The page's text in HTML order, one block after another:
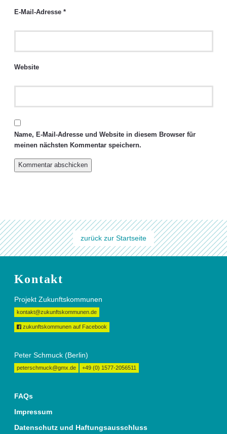
E-Mail-Adresse *
Website
Name, E-Mail-Adresse und Website in diesem Browser für
meinen nächsten Kommentar speichern.
zurück zur Startseite
Kontakt
Projekt Zukunftskommunen
kontakt@zukunftskommunen.de
zukunftskommunen auf Facebook
Peter Schmuck (Berlin)
peterschmuck@gmx.de +49 (0) 1577-2056511
FAQs
Impressum
Datenschutz und Haftungsausschluss